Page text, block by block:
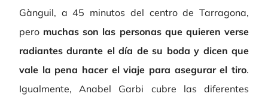
Gànguil, a 45 minutos del centro de Tarragona,
pero muchas son las personas que quieren verse
radiantes durante el día de su boda y dicen que
vale la pena hacer el viaje para asegurar el tiro.
Igualmente, Anabel Garbi cubre las diferentes